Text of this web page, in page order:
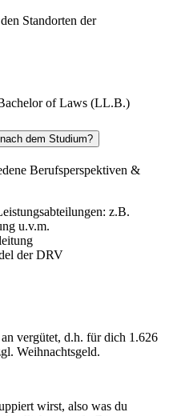
Standorten der
of Laws (LL.B.)
dem Studium?
Berufsperspektiven &
z.B.
u.v.m.
der DRV
vergütet, d.h. für dich 1.626
Weihnachtsgeld.
wirst, also was du